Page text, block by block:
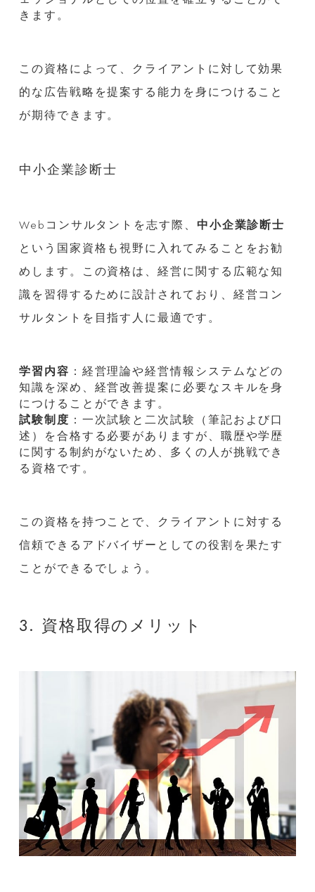
きます。
この資格によって、クライアントに対して効果
的な広告戦略を提案する能力を身につけること
が期待できます。
中小企業診断士
Webコンサルタントを志す際、 中小企業診断士
という国家資格も視野に入れてみることをお勧
めします。この資格は、経営に関する広範な知
識を習得するために設計されており、経営コン
サルタントを目指す人に最適です。
学習内容 ：経営理論や経営情報システムなどの
知識を深め、経営改善提案に必要なスキルを身
につけることができます。
試験制度 ：一次試験と二次試験（筆記および口
述）を合格する必要がありますが、職歴や学歴
に関する制約がないため、多くの人が挑戦でき
る資格です。
この資格を持つことで、クライアントに対する
信頼できるアドバイザーとしての役割を果たす
ことができるでしょう。
3. 資格取得のメリット